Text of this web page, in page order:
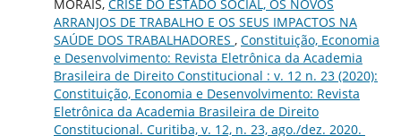
MORAIS, CRISE DO ESTADO SOCIAL, OS NOVOS
ARRANJOS DE TRABALHO E OS SEUS IMPACTOS NA
SAÚDE DOS TRABALHADORES , Constituição, Economia
e Desenvolvimento: Revista Eletrônica da Academia
Brasileira de Direito Constitucional : v. 12 n. 23 (2020):
Constituição, Economia e Desenvolvimento: Revista
Eletrônica da Academia Brasileira de Direito
Constitucional. Curitiba, v. 12, n. 23, ago./dez. 2020.